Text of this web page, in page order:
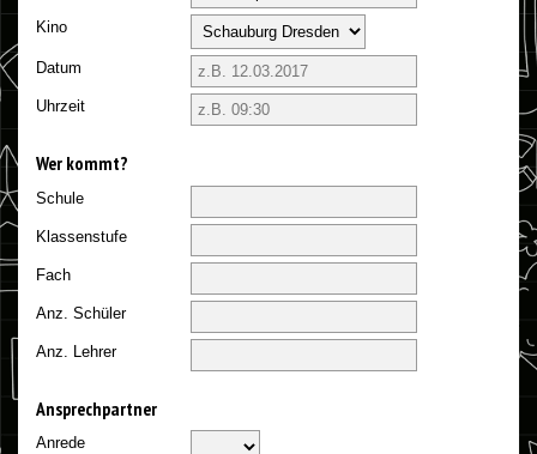
Kino
Datum
Uhrzeit
Wer kommt?
Schule
Klassenstufe
Fach
Anz. Schüler
Anz. Lehrer
Ansprechpartner
Anrede